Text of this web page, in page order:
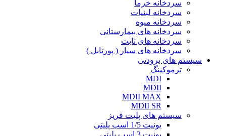
سردخانه خرما
سردخانه لبنیات
سردخانه میوه
سردخانه های بیمارستانی
سردخانه های ثابت
سردخانه های سیار ( پورتابل )
سیستم های برودتی
ترموکینگ
MDI
MDII
MDII MAX
MDII SR
سیستم های پلیت فریز
یونیت 1/5 اسب پلیتی